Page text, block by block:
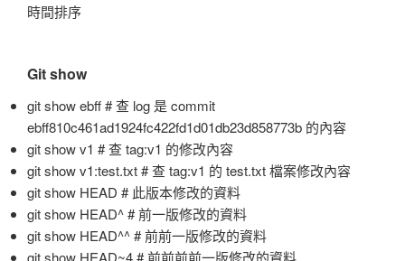
時間排序
Git show
git show ebff # 查 log 是 commit
ebff810c461ad1924fc422fd1d01db23d858773b 的內容
git show v1 # 查 tag:v1 的修改內容
git show v1:test.txt # 查 tag:v1 的 test.txt 檔案修改內容
git show HEAD # 此版本修改的資料
git show HEAD^ # 前一版修改的資料
git show HEAD^^ # 前前一版修改的資料
git show HEAD~4 # 前前前前一版修改的資料